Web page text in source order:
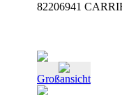
82206941
Großansicht